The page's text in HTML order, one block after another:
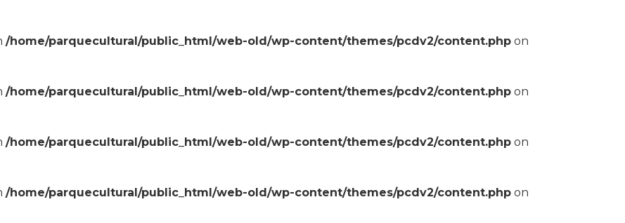
/home/parquecultural/public_html/web-old/wp-content/themes/pcdv2/content.php on
/home/parquecultural/public_html/web-old/wp-content/themes/pcdv2/content.php on
/home/parquecultural/public_html/web-old/wp-content/themes/pcdv2/content.php on
/home/parquecultural/public_html/web-old/wp-content/themes/pcdv2/content.php on